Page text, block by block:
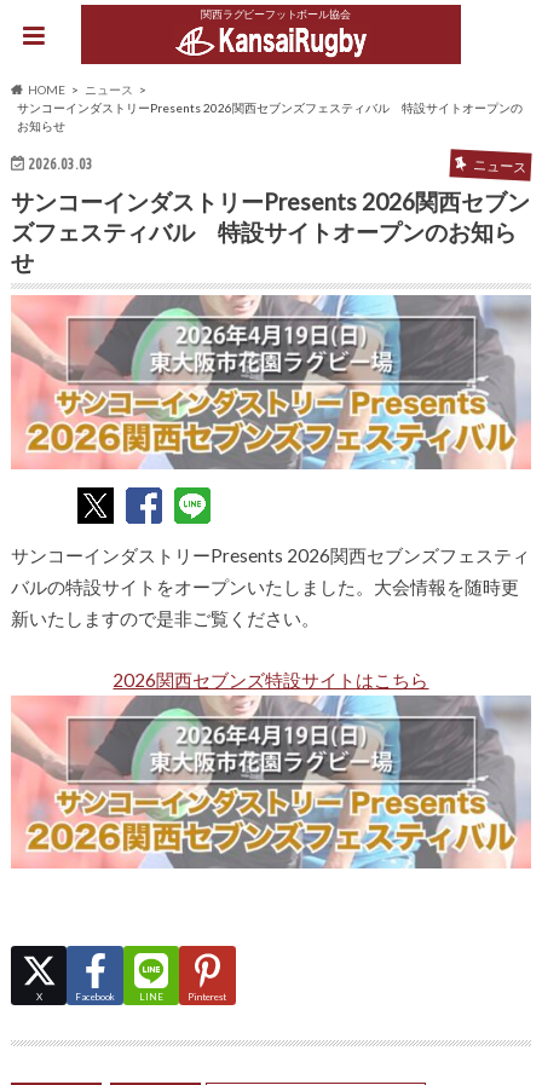
関西ラグビーフットボール協会
HOME
ニュース
サンコーインダストリーPresents 2026関西セブンズフェスティバル 特設サイトオープンの
お知らせ
2026.03.03 ニュース
サンコーインダストリーPresents 2026関西セブン
ズフェスティバル 特設サイトオープンのお知ら
せ
サンコーインダストリーPresents 2026関西セブンズフェスティ
バルの特設サイトをオープンいたしました。大会情報を随時更
新いたしますので是非ご覧ください。
2026関西セブンズ特設サイトはこちら
X Facebook LINE Pinterest